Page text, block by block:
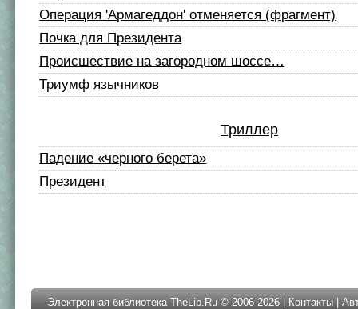
Операция 'Армагеддон' отменяется (фрагмент)
Почка для Президента
Происшествие на загородном шоссе…
Триумф язычников
Триллер
Падение «черного берета»
Президент
Электронная библиотека TheLib.Ru © 2006-2026 | Контакты |